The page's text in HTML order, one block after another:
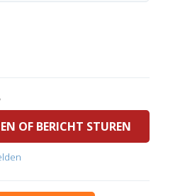
OF BERICHT STUREN